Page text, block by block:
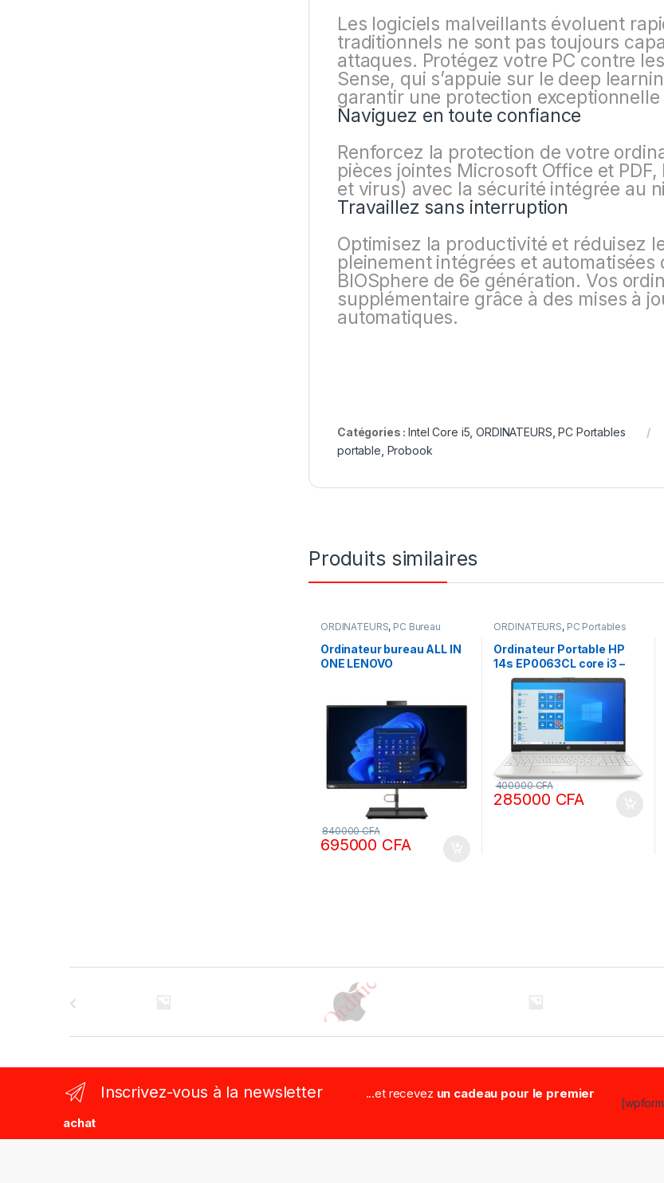
Les logiciels malveillants évoluent
traditionnels ne sont pas toujours
attaques. Protégez votre PC contre
Sense, qui s’appuie sur le deep
garantir une protection
Naviguez en toute confiance
Renforcez la protection de votre
pièces jointes Microsoft Office et
et virus) avec la sécurité intégrée au
Travaillez sans interruption
Optimisez la productivité et réduisez
pleinement intégrées et automatisées
BIOSphere de 6e génération. Vos
supplémentaire grâce à des mises à
automatiques.
Catégories :Intel Core i5 ,ORDINATEURS ,PC Portables
portable Probook
Produits similaires
ORDINATEURS, PC Bureau
Ordinateur bureau ALL IN
ONE LENOVO
Go DDR4 RAM 512 SSD
ECRAN 27 Pouces
Windows 11 Pro
695000 CFA
840000CFA
ORDINATEURS, PC Portables
Ordinateur Portable HP
14s EP0063CL core i3 –
8gb Ram ddr4 – 512 SSD –
14 Pouces, clavier
rétroéclairé, carte
graphique
285000 CFA
400000CFA
s
Inscrivez-vous à la newsletter ...et recevez un cadeau pour le premier
achat